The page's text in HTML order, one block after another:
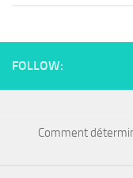
FOLLOW:
Comment